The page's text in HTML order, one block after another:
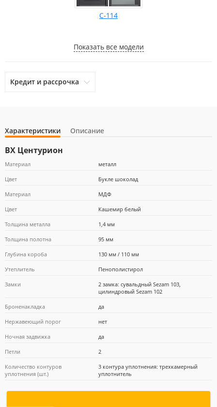
С-114
Показать все модели
Кредит и рассрочка
otpbank
Почта Банк
Характеристики
ВХ Центурион
Материал металл
Цвет Букле шоколад
Материал МДФ
Цвет Кашемир белый
Толщина металла 1,4 мм
Толщина полотна 95 мм
Глубина короба 130 мм / 110 мм
Утеплитель Пенополистирол
Замки
2 замка: сувальдный Sezam 103,
цилиндровый Sezam 102
Броненакладка да
Нержавеющий порог нет
Ночная задвижка да
Петли 2
Количество контуров
уплотнения (шт.)
3 контура уплотнения: трехкамерный
уплотнитель
Описание